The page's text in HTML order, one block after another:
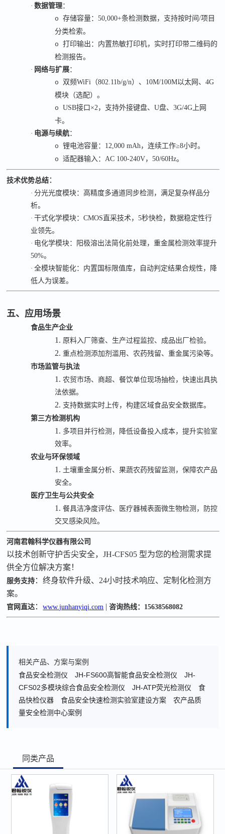
·数据管理：
o存储容量：50,000+条检测数据，支持按时间/项目
分类检索。
o打印输出：内置热敏打印机，实时打印带二维码的
检测报告。
· 网络与扩展：
o双频WiFi （802.11b/g/n）、 10M/100M以太网、4G
模块（选配）。
o USB接口 ×2，支持外接键盘、U盘、3G/4G 上网
卡。
· 电源与续航：
o锂电池容量： 12,000 mAh，连续工作≥8小时。
o适配器输入：AC 100-240V，50/60Hz。
技术优势总结 ：
·分光光度模块：高精度多通道同步检测，满足复杂样品分
析。
·干式化学模块：CMOS 直采技术，5秒快检，数据稳定性行
业领先。
· 电化学模块：阳极溶出法简化前处理，重金属检测效率提升
50%。
·全模块智能化：内置国标限值库，自动判定结果合规性，降
低人为误差。
五、应用场景
食品生产企业
1. 原料入厂筛查、生产过程监控、成品出厂检验。
2.重点检测添加剂滥用、农药残留、重金属污染等。
市场监管与执法
1.农贸市场、商超、餐饮单位现场抽检，快速出具执
法依据。
2. 支持数据实时上传，构建区域食品安全数据库。
第三方检测机构
1. 多项目并行检测，降低设备投入成本，提升实验室
效率。
农业与环保领域
1. 土壤重金属分析、果蔬农药残留监测，保障农产品
安全。
医疗卫生与公共安全
1.餐具洁净度评估、医疗器械表面微生物检测，防控
交叉感染风险。
河南君翰科学仪器有限公司
以技术创新守护舌尖安全，JH-CFS05 型为您的检测需求提
供全方位解决方案！
服务支持 ：终身软件升级、 24小时技术响应、定制化检测方
案。
官网直达 ：www.junhanyiqi.com |咨询热线： 15638568082
相关产品、方案与案例
食品安全检测仪
JH-FS600高智能食品安全检测仪
JH-
CFS02多模块综合食品安全检测仪
JH-ATP荧光检测仪
食
品快检仪器
食品安全快速检测实验室建设方案
农产品质
量安全检测中心案例
同类产品